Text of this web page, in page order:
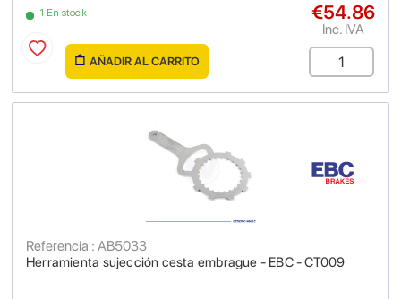
1 En stock €54.86
Inc. IVA
AÑADIR AL CARRITO
Herramienta sujección cesta embrague - EBC - CT009
Referencia : AB5033